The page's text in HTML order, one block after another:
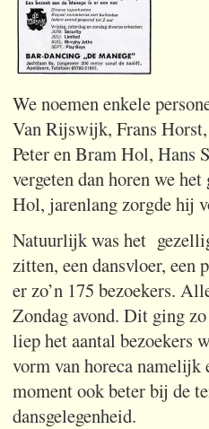
We noemen enkele
Van Rijswijk, Frans
Peter en Bram Hol, Hans
vergeten dan horen we
Hol, jarenlang zorgde hij
Natuurlijk was het
zitten, een dansvloer,
er zo’n 175 bezoekers.
Zondag avond. Dit ging
liep het aantal bezoekers
vorm van horeca namelijk
moment ook beter bij de
dansgelegenheid.